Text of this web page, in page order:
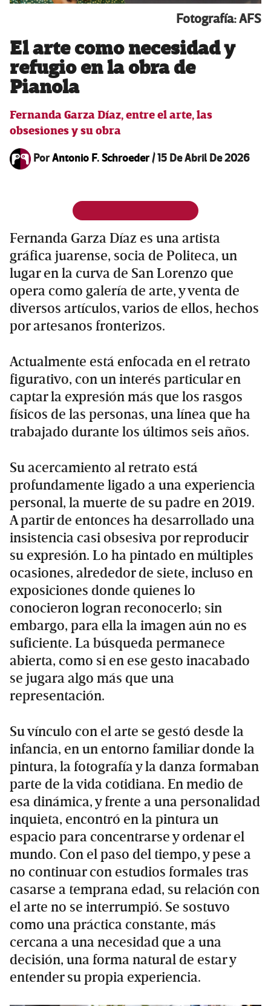
Fotografía: AFS
El arte como necesidad y
refugio en la obra de
Pianola
Fernanda Garza Díaz, entre el arte, las
obsesiones y su obra
PorAntonio F. Schroeder/15 De Abril De 2026
Fernanda Garza Díaz es una artista
gráfica juarense, socia de Politeca, un
lugar en la curva de San Lorenzo que
opera como galería de arte, y venta de
diversos artículos, varios de ellos, hechos
por artesanos fronterizos.
Actualmente está enfocada en el retrato
figurativo, con un interés particular en
captar la expresión más que los rasgos
físicos de las personas, una línea que ha
trabajado durante los últimos seis años.
Su acercamiento al retrato está
profundamente ligado a una experiencia
personal, la muerte de su padre en 2019.
A partir de entonces ha desarrollado una
insistencia casi obsesiva por reproducir
su expresión. Lo ha pintado en múltiples
ocasiones, alrededor de siete, incluso en
exposiciones donde quienes lo
conocieron logran reconocerlo; sin
embargo, para ella la imagen aún no es
suficiente. La búsqueda permanece
abierta, como si en ese gesto inacabado
se jugara algo más que una
representación.
Su vínculo con el arte se gestó desde la
infancia, en un entorno familiar donde la
pintura, la fotografía y la danza formaban
parte de la vida cotidiana. En medio de
esa dinámica, y frente a una personalidad
inquieta, encontró en la pintura un
espacio para concentrarse y ordenar el
mundo. Con el paso del tiempo, y pese a
no continuar con estudios formales tras
casarse a temprana edad, su relación con
el arte no se interrumpió. Se sostuvo
como una práctica constante, más
cercana a una necesidad que a una
decisión, una forma natural de estar y
entender su propia experiencia.